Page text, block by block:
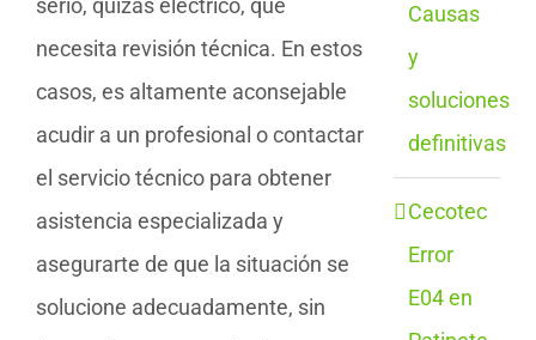
serio, quizás eléctrico, que
necesita revisión técnica. En estos
casos, es altamente aconsejable
acudir a un profesional o contactar
el servicio técnico para obtener
asistencia especializada y
asegurarte de que la situación se
solucione adecuadamente, sin
Causas
y
soluciones
definitivas
Cecotec
Error
E04 en